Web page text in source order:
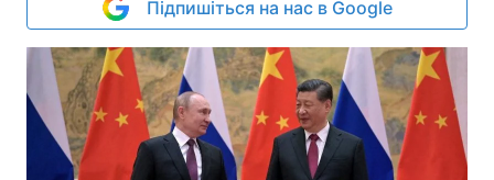
Підпишіться на нас в Google